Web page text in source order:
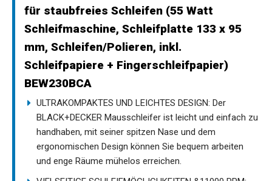
für staubfreies Schleifen (55 Watt
Schleifmaschine, Schleifplatte 133 x 95
mm, Schleifen/Polieren, inkl.
Schleifpapiere + Fingerschleifpapier)
BEW230BCA
ULTRAKOMPAKTES UND LEICHTES DESIGN: Der
BLACK+DECKER Mausschleifer ist leicht und einfach zu
handhaben, mit seiner spitzen Nase und dem
ergonomischen Design können Sie bequem arbeiten
und enge Räume mühelos erreichen.